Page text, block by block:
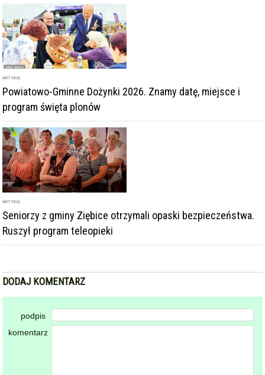
ARTYKUŁ
Powiatowo-Gminne Dożynki 2026. Znamy datę, miejsce i
program święta plonów
ARTYKUŁ
Seniorzy z gminy Ziębice otrzymali opaski bezpieczeństwa.
Ruszył program teleopieki
DODAJ KOMENTARZ
podpis
komentarz